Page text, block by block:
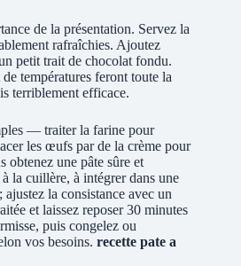
de la présentation. Servez la
rafraîchies. Ajoutez
petit trait de chocolat fondu.
températures feront toute la
terriblement efficace.
— traiter la farine pour
les œufs par de la crème pour
une pâte sûre et
la cuillère, à intégrer dans une
la consistance avec un
et laissez reposer 30 minutes
puis congelez ou
vos besoins. recette pate a